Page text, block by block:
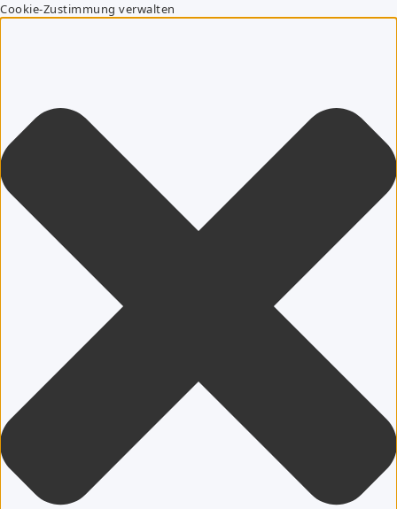
Cookie-Zustimmung verwalten